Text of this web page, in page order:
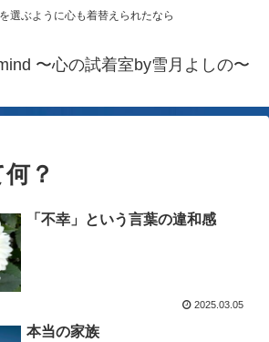
選ぶように心も着替えられたなら
〜心の試着室by雪月よしの〜
？
「不幸」という言葉の違和感
2025.03.05
本当の家族